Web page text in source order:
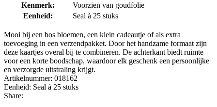
Kenmerk:
Voorzien van goudfolie
Eenheid:
Seal à 25 stuks
Mooi bij een bos bloemen, een klein cadeautje of als extra
toevoeging in een verzendpakket. Door het handzame formaat zijn
deze kaartjes overal bij te combineren. De achterkant biedt ruimte
voor een korte boodschap, waardoor elk geschenk een persoonlijke
en verzorgde uitstraling krijgt.
Artikelnummer: 018162
Eenheid: Seal á 25 stuks
Share: